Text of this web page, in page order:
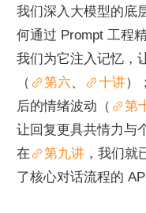
我们深入大模型的底
何通过 Prompt 工程
我们为它注入记忆，
（
第六、 十讲）
后的情绪波动（
第
让回复更具共情力与
在
第九讲 ，我们就
了核心对话流程的